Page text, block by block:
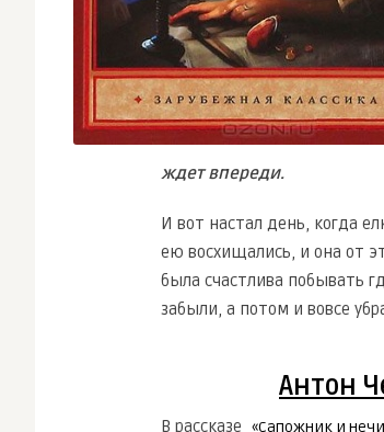
ждет впереди.
И вот настал день, когда
ею восхищались, и она от
была счастлива побывать
забыли, а потом и вовсе
Антон
В рассказе «Сапожник и